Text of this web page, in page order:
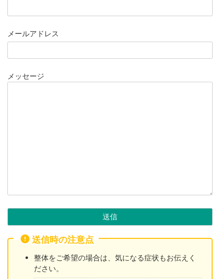
メールアドレス
メッセージ
送信時の注意点
整体をご希望の場合は、気になる症状もお伝えく
ださい。